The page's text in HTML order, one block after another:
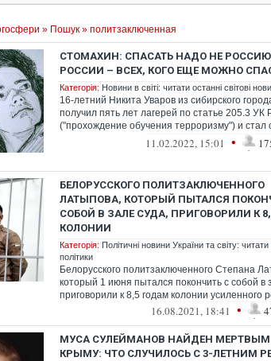
» Пошук » политзаключенная
СТОМАХИН: СПАСАТЬ НАДО НЕ
РОССИИ – ВСЕХ, КОГО ЕЩЕ МОЖНО
Категорія: Новини в світі: читати останні світові
16-летний Никита Уваров из сибирского
получил пять лет лагерей по статье 205.3 УК
("прохождение обучения терроризму") и
11.02.2022, 15:01 •
БЕЛОРУССКОГО ПОЛИТЗАКЛЮЧЕННОГО
ЛАТЫПОВА, КОТОРЫЙ ПЫТАЛСЯ
СОБОЙ В ЗАЛЕ СУДА, ПРИГОВОРИЛИ К
КОЛОНИИ
Категорія: Політичні новини України та світу:
політики
Белорусского политзаключенного Степана
который 1 июня пытался покончить с собой в
приговорили к 8,5 годам колонии усиленного
16.08.2021, 18:41 •
МУСА СУЛЕЙМАНОВ НАЙДЕН МЕРТВЫМ
КРЫМУ: ЧТО СЛУЧИЛОСЬ С 3-ЛЕТНИМ